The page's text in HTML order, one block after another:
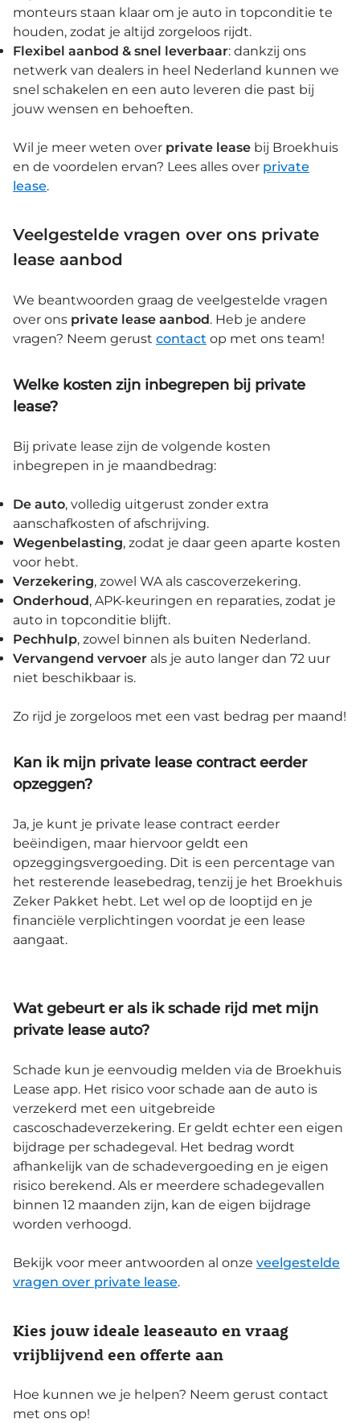
monteurs staan klaar om je auto in topconditie te
houden, zodat je altijd zorgeloos rijdt.
Flexibel aanbod & snel leverbaar: dankzij ons
netwerk van dealers in heel Nederland kunnen we
snel schakelen en een auto leveren die past bij
jouw wensen en behoeften.
Wil je meer weten over private lease bij Broekhuis
en de voordelen ervan? Lees alles over private
lease.
Veelgestelde vragen over ons private
lease aanbod
We beantwoorden graag de veelgestelde vragen
over ons private lease aanbod. Heb je andere
vragen? Neem gerust contact op met ons team!
Welke kosten zijn inbegrepen bij private
lease?
Bij private lease zijn de volgende kosten
inbegrepen in je maandbedrag:
De auto, volledig uitgerust zonder extra
aanschafkosten of afschrijving.
Wegenbelasting, zodat je daar geen aparte kosten
voor hebt.
Verzekering, zowel WA als cascoverzekering.
Onderhoud, APK-keuringen en reparaties, zodat je
auto in topconditie blijft.
Pechhulp, zowel binnen als buiten Nederland.
Vervangend vervoer als je auto langer dan 72 uur
niet beschikbaar is.
Zo rijd je zorgeloos met een vast bedrag per maand!
Kan ik mijn private lease contract eerder
opzeggen?
Ja, je kunt je private lease contract eerder
beëindigen, maar hiervoor geldt een
opzeggingsvergoeding. Dit is een percentage van
het resterende leasebedrag, tenzij je het Broekhuis
Zeker Pakket hebt. Let wel op de looptijd en je
financiële verplichtingen voordat je een lease
aangaat.
Wat gebeurt er als ik schade rijd met mijn
private lease auto?
Schade kun je eenvoudig melden via de Broekhuis
Lease app. Het risico voor schade aan de auto is
verzekerd met een uitgebreide
cascoschadeverzekering. Er geldt echter een eigen
bijdrage per schadegeval. Het bedrag wordt
afhankelijk van de schadevergoeding en je eigen
risico berekend. Als er meerdere schadegevallen
binnen 12 maanden zijn, kan de eigen bijdrage
worden verhoogd.
Bekijk voor meer antwoorden al onze veelgestelde
vragen over private lease.
Kies jouw ideale leaseauto en vraag
vrijblijvend een offerte aan
Hoe kunnen we je helpen? Neem gerust contact
met ons op!